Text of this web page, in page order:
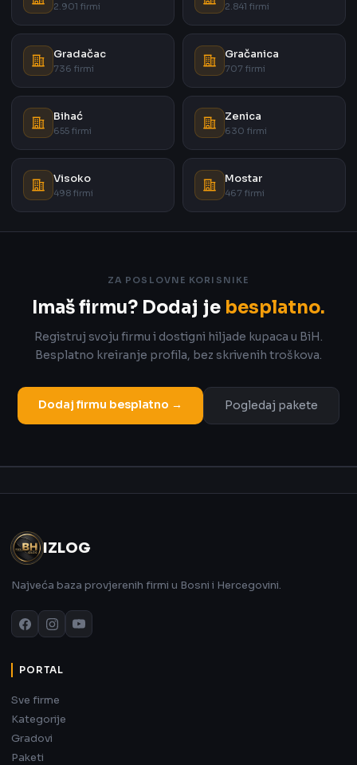
2.901 firmi 2.841 firmi
Gradačac
736 firmi
Gračanica
707 firmi
Bihać
655 firmi
Zenica
630 firmi
Visoko
498 firmi
Mostar
467 firmi
ZA POSLOVNE KORISNIKE
Imaš firmu? Dodaj je besplatno.
Registruj svoju firmu i dostigni hiljade kupaca u BiH.
Besplatno kreiranje profila, bez skrivenih troškova.
Dodaj firmu besplatno → Pogledaj pakete
IZLOG
Najveća baza provjerenih firmi u Bosni i Hercegovini.
PORTAL
Sve firme
Kategorije
Gradovi
Paketi